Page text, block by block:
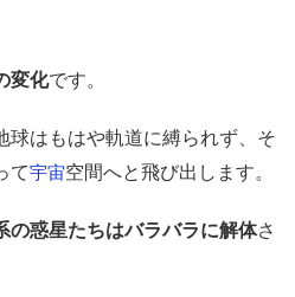
変化です。
球はもはや軌道に縛られず、そ
て宇宙空間へと飛び出します。
の惑星たちはバラバラに解体さ